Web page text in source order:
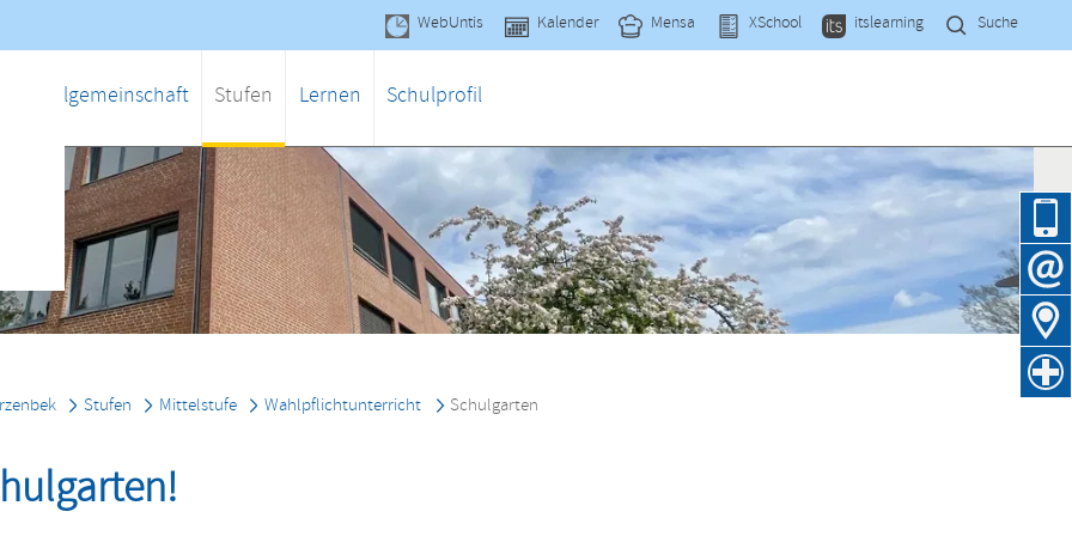
WebUntis Kalender Mensa XSchool itslearning Suche
Schulgemeinschaft Stufen Lernen Schulprofil
Stufen Mittelstufe Wahlpflichtunterricht Schulgarten